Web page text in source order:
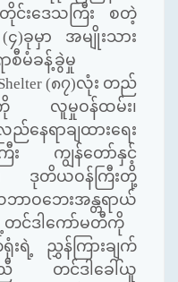
င်းဒေသကြီး စတဲ့
)ခုမှာ အမျိုးသား
စီမံခန့်ခွဲမှု
(၈၇)လုံး တည်
ကို လူမှုဝန်ထမ်း၊
ရာချထားရေး
ြီး ကျွန်တော်နှင့်
၊ ဒုတိယဝန်ကြီးတို့
ာဝဘေးအန္တရာယ်
တင်ဒါကော်မတီကို
းရဲ့ ညွှန်ကြားချက်
တင်ဒါခေါ်ယူ